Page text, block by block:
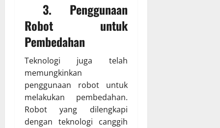
3. Penggunaan
Robot untuk
Pembedahan
Teknologi juga telah
memungkinkan
penggunaan robot untuk
melakukan pembedahan.
Robot yang dilengkapi
dengan teknologi canggih